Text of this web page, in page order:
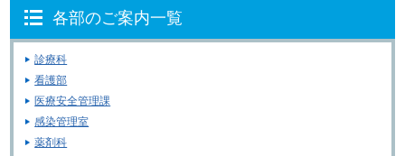
各部のご案内一覧
診療科
看護部
医療安全管理課
感染管理室
薬剤科